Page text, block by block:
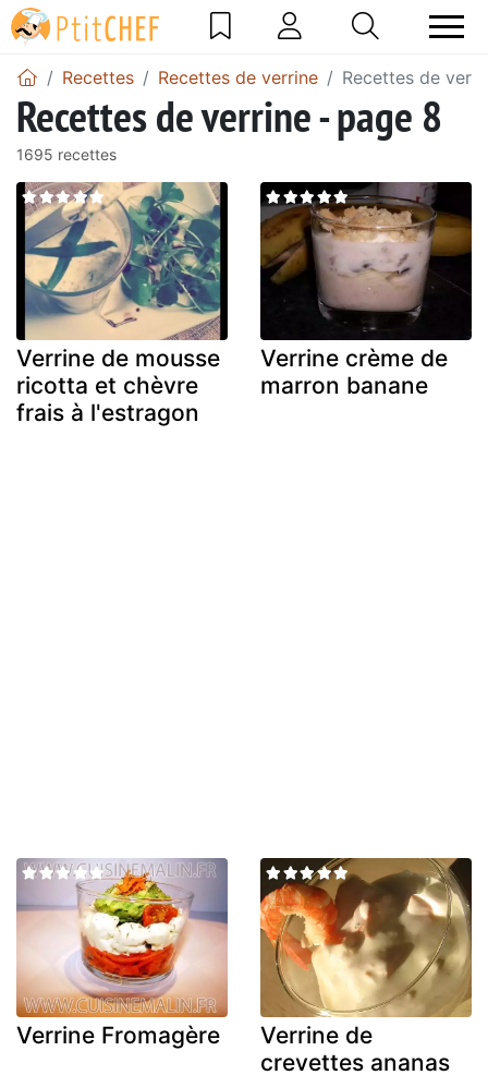
Recettes Recettes de verrine Recettes de
Recettes de verrine - page 8
1695 recettes
Verrine de mousse
ricotta et chèvre
frais à l'estragon
Verrine crème de
marron banane
Verrine Fromagère
Verrine de
crevettes ananas